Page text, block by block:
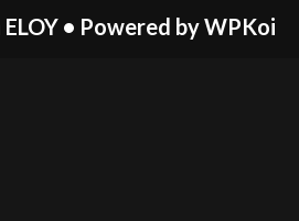
• Powered byWPKoi